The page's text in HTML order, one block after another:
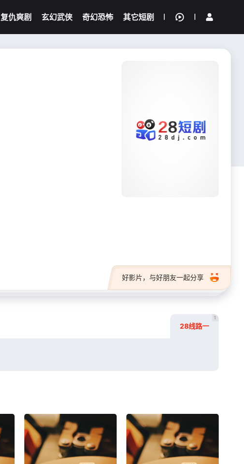
复仇爽剧 玄幻武侠 奇幻恐怖 其它短剧
我的观影记录
好影片，与好朋友一起分享
28线路一
1